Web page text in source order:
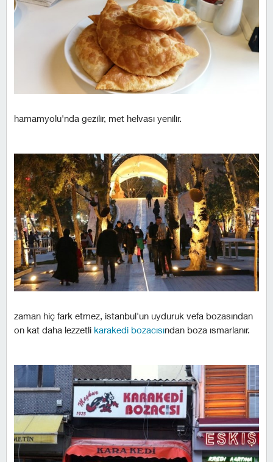
hamamyolu'nda gezilir, met helvası yenilir.
zaman hiç fark etmez, istanbul'un uyduruk vefa bozasından
on kat daha lezzetli karakedi bozacısından boza ısmarlanır.